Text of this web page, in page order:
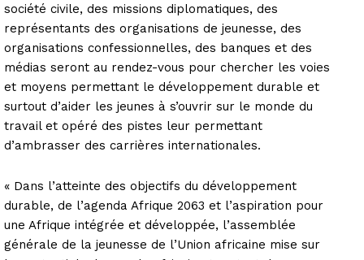
société civile, des missions diplomatiques, des
représentants des organisations de jeunesse, des
organisations confessionnelles, des banques et des
médias seront au rendez-vous pour chercher les voies
et moyens permettant le développement durable et
surtout d’aider les jeunes à s’ouvrir sur le monde du
travail et opéré des pistes leur permettant
d’ambrasser des carrières internationales.
« Dans l’atteinte des objectifs du développement
durable, de l’agenda Afrique 2063 et l’aspiration pour
une Afrique intégrée et développée, l’assemblée
générale de la jeunesse de l’Union africaine mise sur